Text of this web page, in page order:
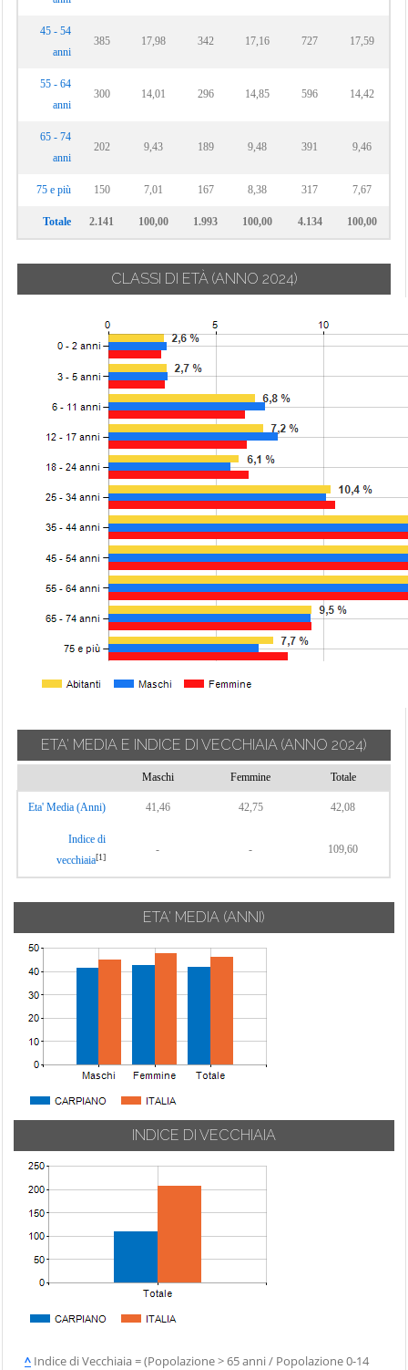
Villa Cortese
Vittuone
Predabissi
Giacomo
45 - 54
anni
385 17,98 342 17,16 727 17,59
55 - 64
anni
300 14,01 296 14,85 596 14,42
65 - 74
anni
202 9,43 189 9,48 391 9,46
75 e più 150 7,01 167 8,38 317 7,67
Totale 2.141 100,00 1.993 100,00 4.134 100,00
CLASSI DI ETÀ (ANNO 2024)
ETA' MEDIA E INDICE DI VECCHIAIA (ANNO 2024)
Maschi Femmine Totale
Eta' Media (Anni) 41,46 42,75 42,08
Indice di
vecchiaia[1]
- - 109,60
ETA' MEDIA (ANNI)
INDICE DI VECCHIAIA
^ Indice di Vecchiaia = (Popolazione > 65 anni / Popolazione 0-14